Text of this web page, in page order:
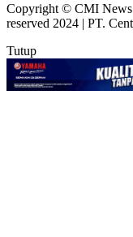
Copyright © CMI
reserved 2024 | PT.
Tutup